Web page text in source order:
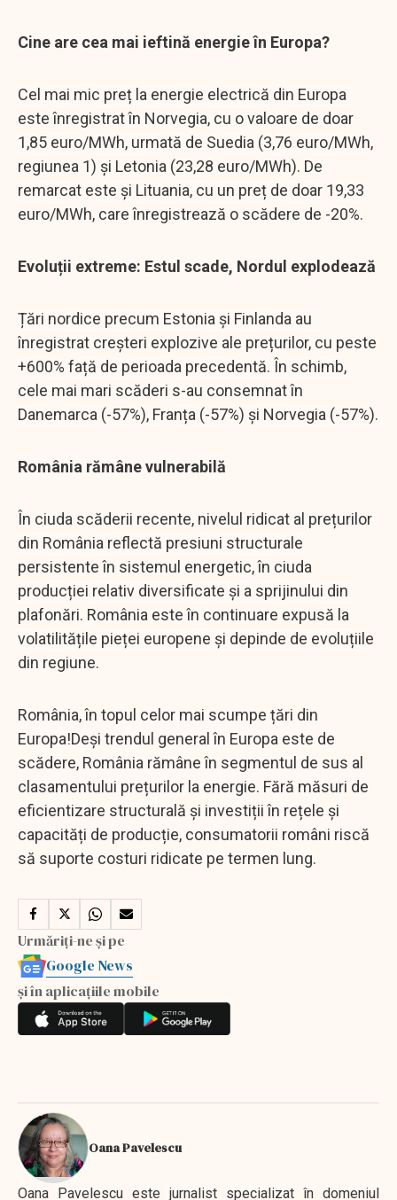
Cine are cea mai ieftină energie în Europa?
Cel mai mic preț la energie electrică din Europa
este înregistrat în Norvegia, cu o valoare de doar
1,85 euro/MWh, urmată de Suedia (3,76 euro/MWh,
regiunea 1) și Letonia (23,28 euro/MWh). De
remarcat este și Lituania, cu un preț de doar 19,33
euro/MWh, care înregistrează o scădere de -20%.
Evoluții extreme: Estul scade, Nordul explodează
Țări nordice precum Estonia și Finlanda au
înregistrat creșteri explozive ale prețurilor, cu peste
+600% față de perioada precedentă. În schimb,
cele mai mari scăderi s-au consemnat în
Danemarca (-57%), Franța (-57%) și Norvegia (-57%).
România rămâne vulnerabilă
În ciuda scăderii recente, nivelul ridicat al prețurilor
din România reflectă presiuni structurale
persistente în sistemul energetic, în ciuda
producției relativ diversificate și a sprijinului din
plafonări. România este în continuare expusă la
volatilitățile pieței europene și depinde de evoluțiile
din regiune.
România, în topul celor mai scumpe țări din
Europa!Deși trendul general în Europa este de
scădere, România rămâne în segmentul de sus al
clasamentului prețurilor la energie. Fără măsuri de
eficientizare structurală și investiții în rețele și
capacități de producție, consumatorii români riscă
să suporte costuri ridicate pe termen lung.
Urmăriți-ne și pe
Google News
și în aplicațiile mobile
Oana Pavelescu
Oana Pavelescu este jurnalist specializat în domeniul